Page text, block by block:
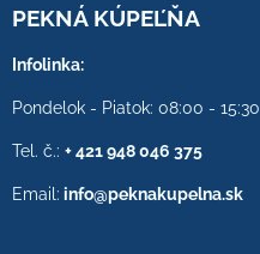
PEKNÁ KÚPEĽŇA
Infolinka:
Pondelok - Piatok: 08:00 - 15:30
Tel. č.: + 421 948 046 375
Email: info@peknakupelna.sk